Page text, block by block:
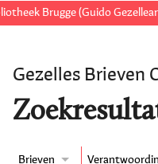
Brugge (Guido
Gezelles Brieven
Brieven